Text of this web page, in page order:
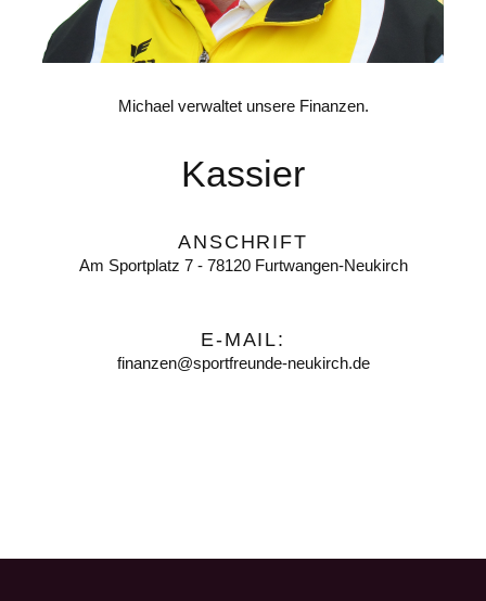
Michael verwaltet unsere Finanzen.
Kassier
ANSCHRIFT
Am Sportplatz 7 - 78120 Furtwangen-Neukirch
E-MAIL:
finanzen@sportfreunde-neukirch.de